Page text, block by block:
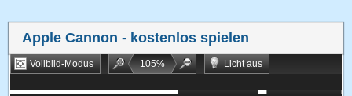
Apple Cannon - kostenlos spielen
Vollbild-Modus 105%
Licht aus